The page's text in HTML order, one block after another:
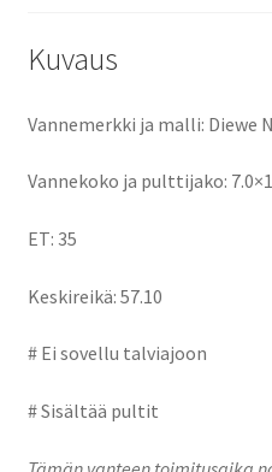
Kuvaus
Vannemerkki ja malli: Diewe
Vannekoko ja pulttijako:
ET: 35
Keskireikä: 57.10
# Ei sovellu talviajoon
# Sisältää pultit